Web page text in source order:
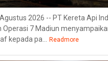
2026 -- PT Kereta Api
Operasi 7 Madiun
kepada pa...
Readmore